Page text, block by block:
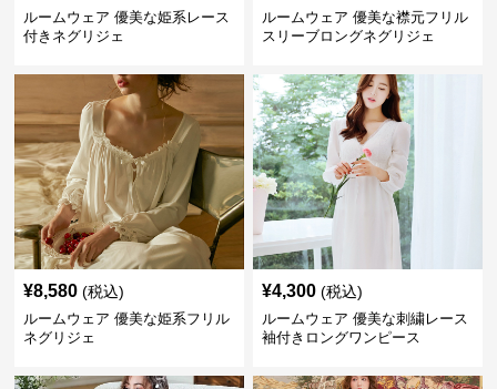
ルームウェア 優美な姫系レース
付きネグリジェ
ルームウェア 優美な襟元フリル
スリーブロングネグリジェ
¥8,580 (税込)
ルームウェア 優美な姫系フリル
ネグリジェ
¥4,300 (税込)
ルームウェア 優美な刺繍レース
袖付きロングワンピース